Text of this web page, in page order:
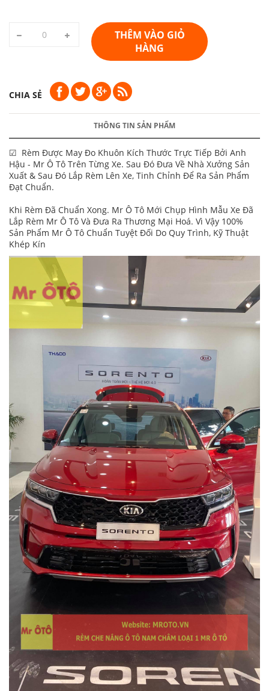
THÊM VÀO GIỎ
HÀNG
CHIA SẺ
THÔNG TIN SẢN PHẨM
☑ Rèm Được May Đo Khuôn Kích Thước Trực Tiếp Bởi Anh
Hậu - Mr Ô Tô Trên Từng Xe. Sau Đó Đưa Về Nhà Xưởng Sản
Xuất & Sau Đó Lắp Rèm Lên Xe, Tinh Chỉnh Để Ra Sản Phẩm
Đạt Chuẩn.
Khi Rèm Đã Chuẩn Xong. Mr Ô Tô Mới Chụp Hình Mẫu Xe Đã
Lắp Rèm Mr Ô Tô Và Đưa Ra Thương Mại Hoá. Vì Vậy 100%
Sản Phẩm Mr Ô Tô Chuẩn Tuyệt Đối Do Quy Trình, Kỹ Thuật
Khép Kín